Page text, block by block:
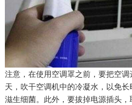
注意，在使用空调罩之前，要把空
天，吹干空调机中的冷凝水，以免
滋生细菌。此外，要拔掉电源插头